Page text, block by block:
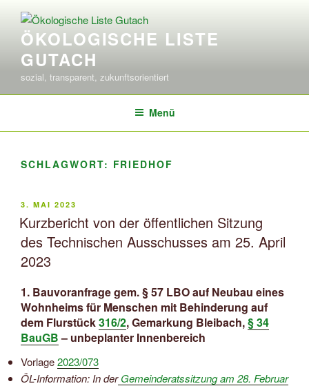
Inhalt
springenÖKOLOGISCHE LISTE
GUTACH
sozial, transparent, zukunftsorientiert
Menü
SCHLAGWORT: FRIEDHOF
VERÖFFENTLICHT
AM
3. MAI 2023
Kurzbericht von der öffentlichen Sitzung
des Technischen Ausschusses am 25. April
2023
1. Bauvoranfrage gem. § 57 LBO auf Neubau eines
Wohnheims für Menschen mit Behinderung auf
dem Flurstück316/2, Gemarkung Bleibach,§ 34
BauGB– unbeplanter Innenbereich
Vorlage2023/073
ÖL-Information: In derGemeinderatssitzung am 28. Februar